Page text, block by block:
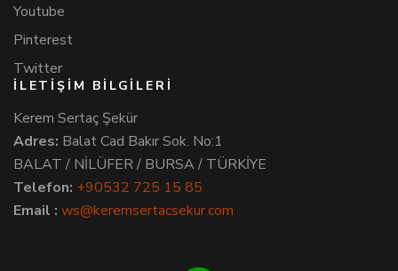
Youtube
Pinterest
Twitter
İLETİŞİM BİLGİLERİ
Kerem Sertaç Şekür
Adres: Balat Cad Bakır Sok. No:1
BALAT / NİLÜFER / BURSA / TÜRKİYE
Telefon: +90532 725 15 85
Email : ws@keremsertacsekur.com